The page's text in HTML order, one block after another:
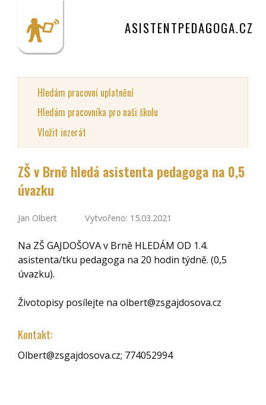
ASISTENTPEDAGOGA.CZ
Hledám pracovní uplatnění
Hledám pracovníka pro naši školu
Vložit inzerát
ZŠ v Brně hledá asistenta pedagoga na 0,5
úvazku
Jan Olbert Vytvořeno: 15.03.2021
Na ZŠ GAJDOŠOVA v Brně HLEDÁM OD 1.4.
asistenta/tku pedagoga na 20 hodin týdně. (0,5
úvazku).
Životopisy posílejte na olbert@zsgajdosova.cz
Kontakt:
Olbert@zsgajdosova.cz; 774052994